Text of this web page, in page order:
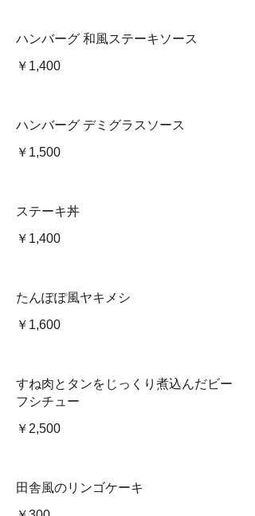
ハンバーグ 和風ステーキソース
￥1,400
ハンバーグ デミグラスソース
￥1,500
ステーキ丼
￥1,400
たんぽぽ風ヤキメシ
￥1,600
すね肉とタンをじっくり煮込んだビー
フシチュー
￥2,500
田舎風のリンゴケーキ